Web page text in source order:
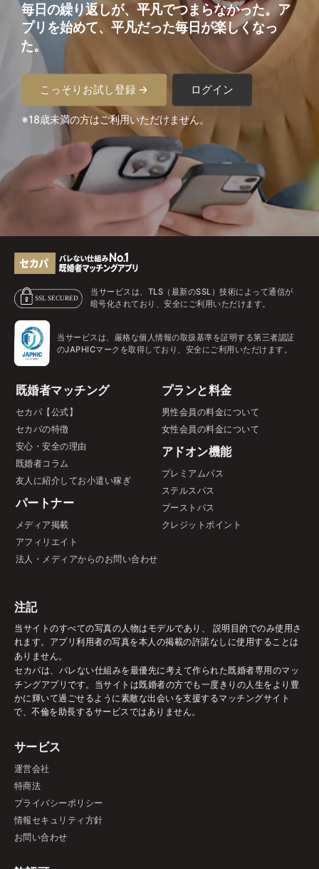
毎日の繰り返しが、平凡でつまらなかった。ア
プリを始めて、平凡だった毎日が楽しくなっ
た。
こっそりお試し登録 → ログイン
※18歳未満の方はご利用いただけません。
当サービスは、TLS（最新のSSL）技術によって通信が
暗号化されており、安全にご利用いただけます。
当サービスは、厳格な個人情報の取扱基準を証明する第三者認証
のJAPHICマークを取得しており、安全にご利用いただけます。
既婚者マッチング
セカパ【公式】
セカパの特徴
安心・安全の理由
既婚者コラム
友人に紹介してお小遣い稼ぎ
パートナー
メディア掲載
アフィリエイト
法人・メディアからのお問い合わせ
プランと料金
男性会員の料金について
女性会員の料金について
アドオン機能
プレミアムパス
ステルスパス
ブーストパス
クレジットポイント
注記
当サイトのすべての写真の人物はモデルであり、 説明目的でのみ使用さ
れます。アプリ利用者の写真を本人の掲載の許諾なしに使用することは
ありません。
セカパは、バレない仕組みを最優先に考えて作られた既婚者専用のマッ
チングアプリです。当サイトは既婚者の方でも一度きりの人生をより豊
かに輝いて過ごせるように素敵な出会いを支援するマッチングサイト
で、不倫を助長するサービスではありません。
サービス
運営会社
特商法
プライバシーポリシー
情報セキュリティ方針
お問い合わせ